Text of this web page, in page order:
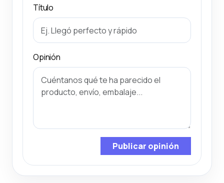
Título
Opinión
Publicar opinión